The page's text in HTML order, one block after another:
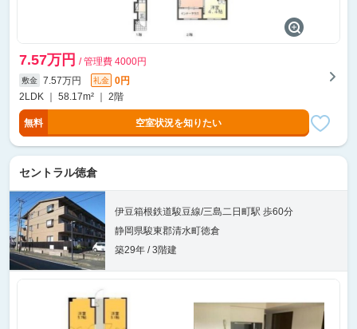
7.57万円 / 管理費 4000円
敷金 7.57万円 礼金
0円
2LDK ｜ 58.17m² ｜ 2階
無料 空室状況を知りたい
セントラル徳倉
伊豆箱根鉄道駿豆線/三島二日町駅 歩60分
静岡県駿東郡清水町徳倉
築29年 / 3階建